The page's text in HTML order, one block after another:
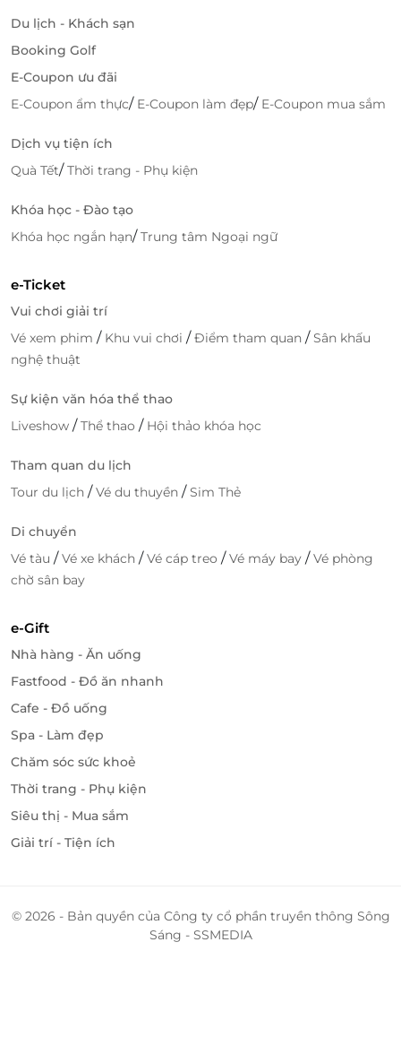
LifeLink - Nền tảng ưu đãi dịch vụ tin
cậy
Đặt phòng Jupiter dễ dàng với voucher ưu đãi
Thông qua LifeLink, khách hàng có thể tiếp cận dịch
phòng Jupiter bằng cách đặt voucher ưu đãi một
cách nhanh chóng và tiện lợi. Việc sở hữu voucher
dưỡng, kiểm soát chi phí và tận hưởng kỳ nghỉ trọn
Tối ưu chi phí nghỉ dưỡng bằng voucher ưu đãi
Việc sử dụng voucher ưu đãi trên LifeLink giúp
Dễ dàng lên kế hoạch nghỉ dưỡng tại
Tối ưu ngân sách cho chuyến đi nhưng vẫn giữ
trọn trải nghiệm tiện nghi, hiện đại.
mặt trời và triết lý hòa hợp giữa con người và
thiên nhiên mà Mộc Châu Island theo đuổi.
Hãy tận dụng voucher ưu đãi từ
gian nghỉ dưỡng được thiết kế cẩn trọng giữa lưng
chừng đồi thoáng đãng.
Du lịch - Khách sạn
Booking Golf
E-Coupon ưu đãi
E-Coupon ẩm thực/ E-Coupon làm đẹp/ E-Coupon mua sắm
Dịch vụ tiện ích
Quà Tết/Thời trang - Phụ kiện
Khóa học - Đào tạo
Khóa học ngắn hạn/Trung tâm Ngoại ngữ
e-Ticket
Vui chơi giải trí
Vé xem phim / Khu vui chơi /Điểm tham quan /Sân khấu
nghệ thuật
Sự kiện văn hóa thể thao
Liveshow /Thể thao / Hội thảo khóa học
Tham quan du lịch
Tour du lịch /Vé du thuyền /Sim Thẻ
Di chuyển
Vé tàu /Vé xe khách /Vé cáp treo /Vé máy bay /Vé phòng
chờ sân bay
e-Gift
Nhà hàng - Ăn uống
Fastfood - Đồ ăn nhanh
Cafe - Đồ uống
Spa - Làm đẹp
Chăm sóc sức khoẻ
Thời trang - Phụ kiện
Siêu thị - Mua sắm
Giải trí - Tiện ích
© 2026 - Bản quyền của Công ty cổ phần truyền thông Sông
Sáng - SSMEDIA